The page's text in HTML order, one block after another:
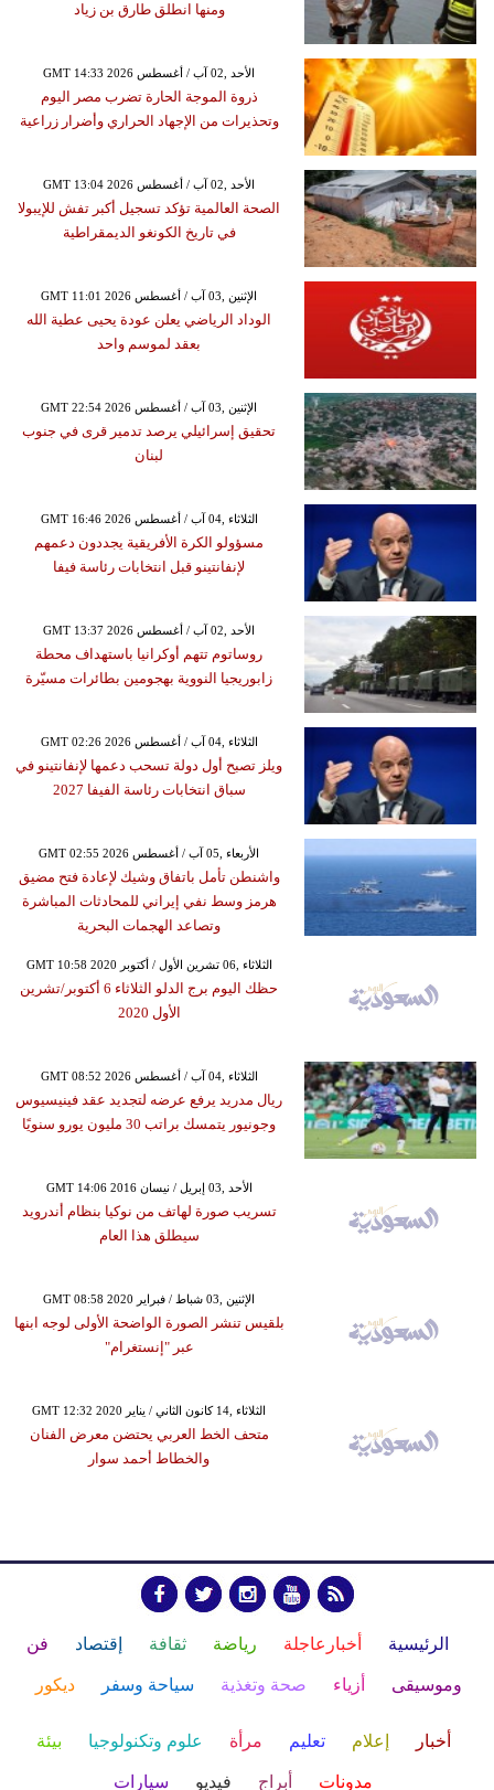
ومنها انطلق طارق بن زياد
GMT 14:33 2026 الأحد ,02 آب / أغسطس
ذروة الموجة الحارة تضرب مصر اليوم
وتحذيرات من الإجهاد الحراري وأضرار زراعية
GMT 13:04 2026 الأحد ,02 آب / أغسطس
الصحة العالمية تؤكد تسجيل أكبر تفش للإيبولا
في تاريخ الكونغو الديمقراطية
GMT 11:01 2026 الإثنين ,03 آب / أغسطس
الوداد الرياضي يعلن عودة يحيى عطية الله
بعقد لموسم واحد
GMT 22:54 2026 الإثنين ,03 آب / أغسطس
تحقيق إسرائيلي يرصد تدمير قرى في جنوب
لبنان
GMT 16:46 2026 الثلاثاء ,04 آب / أغسطس
مسؤولو الكرة الأفريقية يجددون دعمهم
لإنفانتينو قبل انتخابات رئاسة فيفا
GMT 13:37 2026 الأحد ,02 آب / أغسطس
روساتوم تتهم أوكرانيا باستهداف محطة
زابوريجيا النووية بهجومين بطائرات مسيّرة
GMT 02:26 2026 الثلاثاء ,04 آب / أغسطس
ويلز تصبح أول دولة تسحب دعمها لإنفانتينو في
سباق انتخابات رئاسة الفيفا 2027
GMT 02:55 2026 الأربعاء ,05 آب / أغسطس
واشنطن تأمل باتفاق وشيك لإعادة فتح مضيق
هرمز وسط نفي إيراني للمحادثات المباشرة
وتصاعد الهجمات البحرية
GMT 10:58 2020 الثلاثاء ,06 تشرين الأول / أكتوبر
حظك اليوم برج الدلو الثلاثاء 6 أكتوبر/تشرين
الأول 2020
GMT 08:52 2026 الثلاثاء ,04 آب / أغسطس
ريال مدريد يرفع عرضه لتجديد عقد فينيسيوس
وجونيور يتمسك براتب 30 مليون يورو سنويًا
GMT 14:06 2016 الأحد ,03 إبريل / نيسان
تسريب صورة لهاتف من نوكيا بنظام أندرويد
سيطلق هذا العام
GMT 08:58 2020 الإثنين ,03 شباط / فبراير
بلقيس تنشر الصورة الواضحة الأولى لوجه ابنها
عبر "إنستغرام"
GMT 12:32 2020 الثلاثاء ,14 كانون الثاني / يناير
متحف الخط العربي يحتضن معرض الفنان
والخطاط أحمد سوار
الرئيسية أخبارعاجلة رياضة ثقافة إقتصاد فن
وموسيقى أزياء صحة وتغذية سياحة وسفر ديكور
أخبار إعلام تعليم مرأة علوم وتكنولوجيا بيئة
مدونات أبراج فيديو سيارات